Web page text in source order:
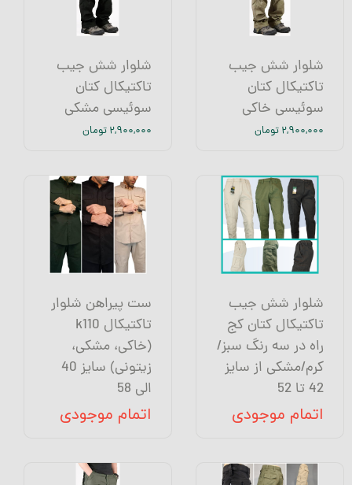
شلوار شش جیب
تاکتیکال کتان
سوئیسی خاکی
۲,۹۰۰,۰۰۰ تومان
شلوار شش جیب
تاکتیکال کتان
سوئیسی مشکی
۲,۹۰۰,۰۰۰ تومان
شلوار شش جیب
تاکتیکال کتان کج
راه در سه رنگ سبز/
کرم/مشکی از سایز
42 تا 52
اتمام موجودی
ست پیراهن شلوار
تاکتیکال k110
(خاکی، مشکی،
زیتونی) سایز 40
الی 58
اتمام موجودی